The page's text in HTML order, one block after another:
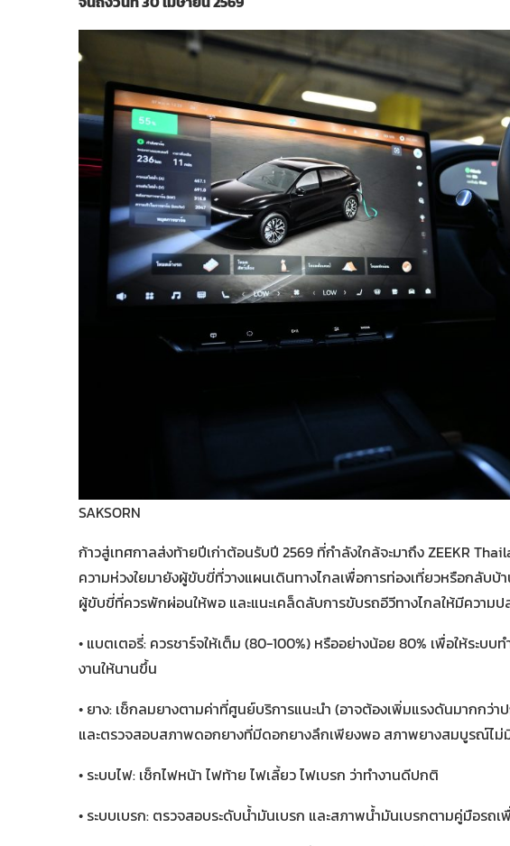
SAKSORN
ก้าวสู่เทศกาลส่งท้ายปีเก่าต้อนรับปี 2569 ที่กำลังใกล้จะมาถึง ZEEKR
ความห่วงใยมายังผู้ขับขี่ที่วางแผนเดินทางไกลเพื่อการท่องเที่ยวหรือกลับบ้
ผู้ขับขี่ที่ควรพักผ่อนให้พอ และแนะเคล็ดลับการขับรถอีวีทางไกลให้มีควา
• แบตเตอรี่: ควรชาร์จให้เต็ม (80-100%) หรืออย่างน้อย 80% เพื่อให้ระบ
งานให้นานขึ้น
• ยาง: เช็กลมยางตามค่าที่ศูนย์บริการแนะนำ (อาจต้องเพิ่มแรงดันมากกว่า
และตรวจสอบสภาพดอกยางที่มีดอกยางลึกเพียงพอ สภาพยางสมบูรณ์ไม่
• ระบบไฟ: เช็กไฟหน้า ไฟท้าย ไฟเลี้ยว ไฟเบรก ว่าทำงานดีปกติ
• ระบบเบรก: ตรวจสอบระดับน้ำมันเบรก และสภาพน้ำมันเบรกตามคู่มือรถ